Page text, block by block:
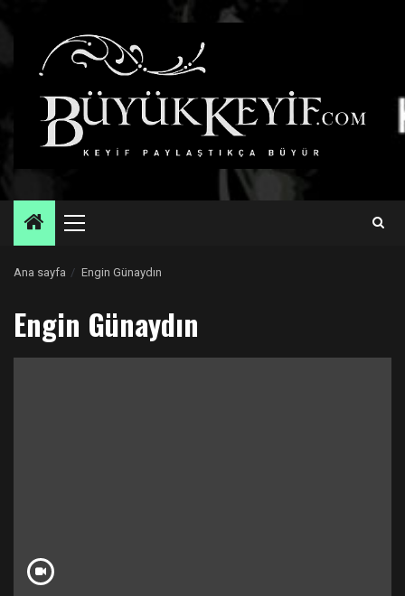
Primary
Ana sayfa Engin Günaydın
Engin Günaydın